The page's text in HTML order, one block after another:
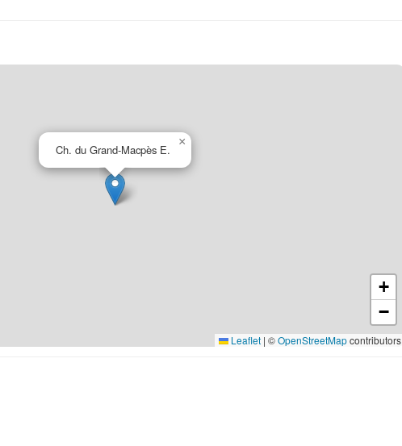
Ch. du Grand-Macpès E.
×
+
−
Leaflet | ©OpenStreetMapcontributors